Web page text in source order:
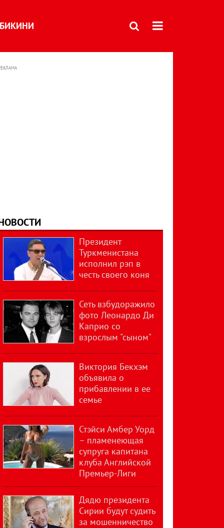
БИКИНИ
Президент
Туркменистана
исполнил рэп в
честь своего коня
Сеть взбудоражило
фото Леонардо Ди
Каприо со
взрослым "сыном"
Виктория Бекхэм
объявила о
прибавлении в ее
семье
Стэйси Амбер Уорд
– пламенеющая
супруга капитана
клуба Английской
Премьер-Лиги
Дядю президента
Сирии будут судить
за мошенничество